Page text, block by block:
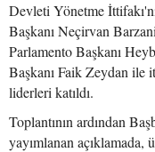
Devleti Yönetme
Başkanı Neçirvan
Parlamento Başkanı
Başkanı Faik Zeydan ile
liderleri katıldı.
Toplantının ardından
yayımlanan